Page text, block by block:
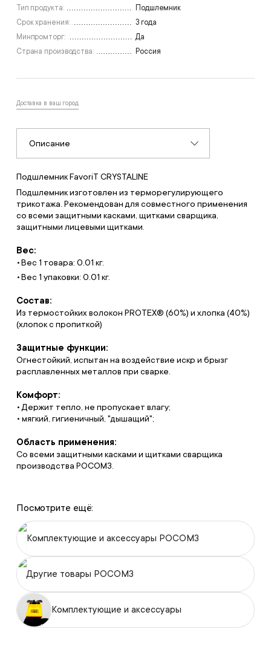
Тип продукта:
Подшлемник
Срок хранения:
3 года
Минпромторг:
Да
Страна производства:
Россия
Доставка в ваш город
Описание
Подшлемник FavoriT CRYSTALINE
Подшлемник изготовлен из терморегулирующего
трикотажа. Рекомендован для совместного применения
со всеми защитными касками, щитками сварщика,
защитными лицевыми щитками.
Вес:
Вес 1 товара: 0.01 кг.
Вес 1 упаковки: 0.01 кг.
Состав:
Из термостойких волокон PROTEX® (60%) и хлопка (40%)
(хлопок с пропиткой)
Защитные функции:
Огнестойкий, испытан на воздействие искр и брызг
расплавленных металлов при сварке.
Комфорт:
• Держит тепло, не пропускает влагу;
• мягкий, гигиеничный, "дышащий";
Область применения:
Со всеми защитными касками и щитками сварщика
производства РОСОМЗ.
Посмотрите ещё:
Комплектующие и аксессуары РОСОМЗ
Другие товары РОСОМЗ
Комплектующие и аксессуары